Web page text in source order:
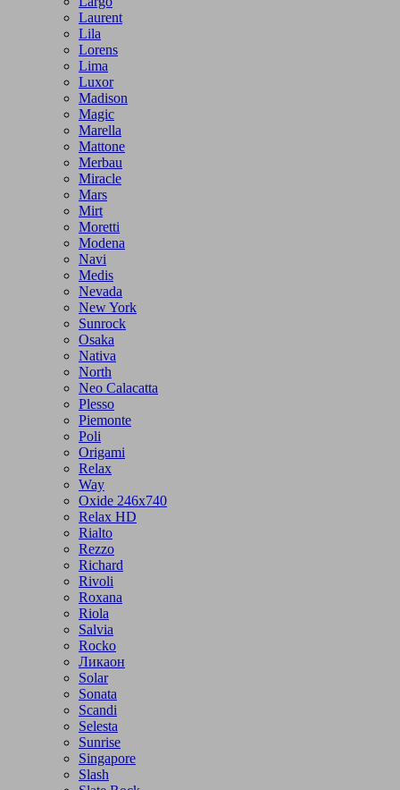
Laurent
Lila
Lorens
Lima
Luxor
Madison
Magic
Marella
Mattone
Merbau
Miracle
Mars
Mirt
Moretti
Modena
Navi
Medis
Nevada
New York
Sunrock
Osaka
Nativa
North
Neo Calacatta
Plesso
Piemonte
Poli
Origami
Relax
Way
Oxide 246x740
Relax HD
Rialto
Rezzo
Richard
Rivoli
Roxana
Riola
Salvia
Rocko
Ликаон
Solar
Sonata
Scandi
Selesta
Sunrise
Singapore
Slash